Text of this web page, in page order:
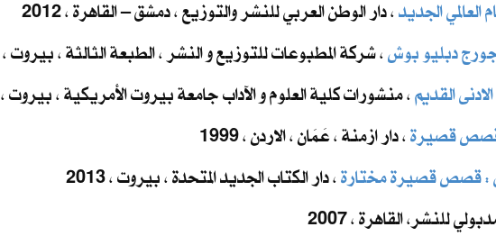
الجديد، دار الوطن العربي للنشر والتوزيع ، دمشق – القاهرة ، 2012
دبليو بوش، شركة المطبوعات للتوزيع و النشر ، الطبعة الثالثة ، بيروت ، 2013
القديم، منشورات كلية العلوم و الآداب جامعة بيروت الأمريكية ، بيروت ، 1963
قصيرة، دار ازمنة ، عَمَان ، الاردن ، 1999
قصص قصيرة مختارة، دار الكتاب الجديد المتحدة ، بيروت ، 2013
للنشر، القاهرة ، 2007